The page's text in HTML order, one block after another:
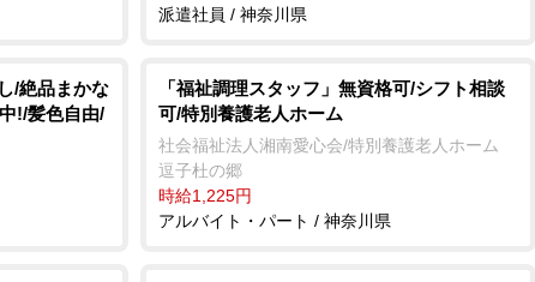
派遣社員 / 神奈川県
/絶品まかな
!/髪色自由/
「福祉調理スタッフ」無資格可/シフト相談
可/特別養護老人ホーム
社会福祉法人湘南愛心会/特別養護老人ホーム
逗子杜の郷
時給1,225円
アルバイト・パート / 神奈川県